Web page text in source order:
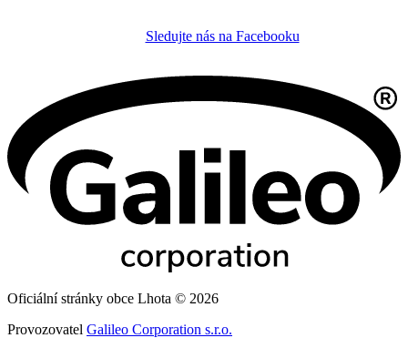
Sledujte nás na Facebooku
Oficiální stránky obce Lhota © 2026
Provozovatel Galileo Corporation s.r.o.